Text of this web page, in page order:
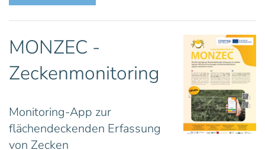
MONZEC -
Zeckenmonitoring
Monitoring-App zur
flächendeckenden Erfassung
von Zecken